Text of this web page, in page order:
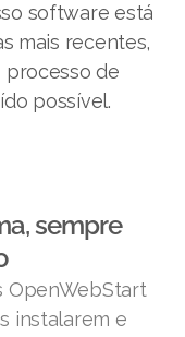
software está
mais recentes,
processo de
possível.
sempre
OpenWebStart
instalarem e